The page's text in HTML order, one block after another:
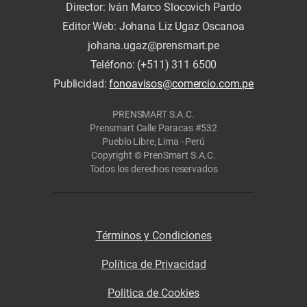
Director: Iván Marco Slocovich Pardo
Editor Web: Johana Liz Ugaz Oscanoa
johana.ugaz@prensmart.pe
Teléfono: (+511) 311 6500
Publicidad:fonoavisos@comercio.com.pe
PRENSMART S.A.C.
Prensmart Calle Paracas #532
Pueblo Libre, Lima - Perú
Copyright © PrenSmart S.A.C.
Todos los derechos reservados
Términos y Condiciones
Política de Privacidad
Politica de Cookies